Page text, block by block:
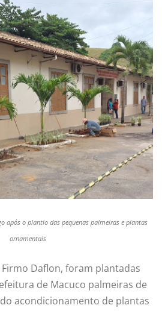
após o plantio das pequenas palmeiras e plantas
ornamentais
Daflon, foram plantadas
de Macuco palmeiras de
acondicionamento de plantas